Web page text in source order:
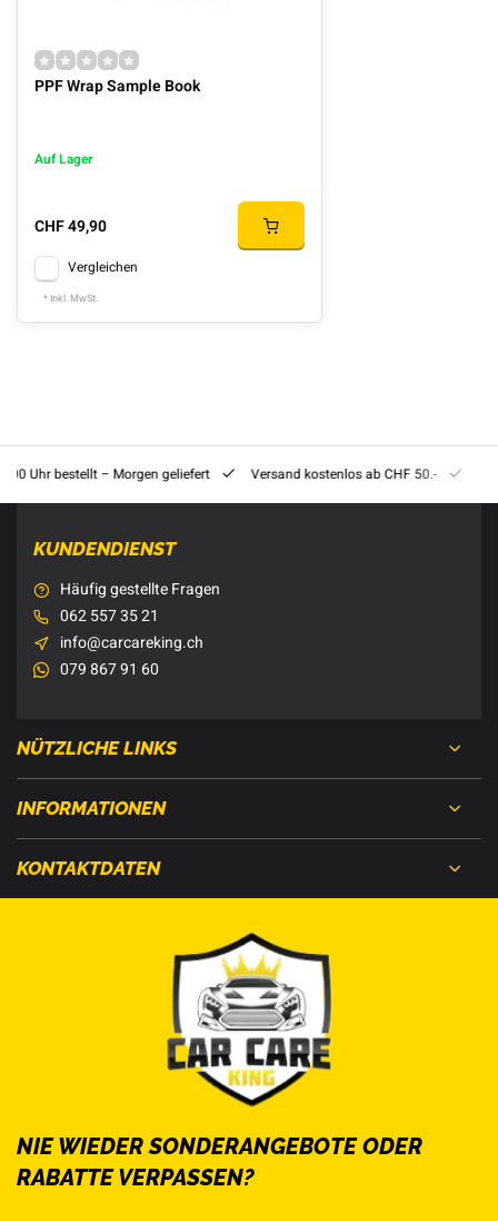
PPF Wrap Sample Book
Auf Lager
CHF 49,90
Vergleichen
* Inkl. MwSt.
Uhr bestellt – Morgen geliefert Versand kostenlos ab CHF 50.-
KUNDENDIENST
Häufig gestellte Fragen
062 557 35 21
info@carcareking.ch
079 867 91 60
NÜTZLICHE LINKS
INFORMATIONEN
KONTAKTDATEN
NIE WIEDER SONDERANGEBOTE ODER
RABATTE VERPASSEN?